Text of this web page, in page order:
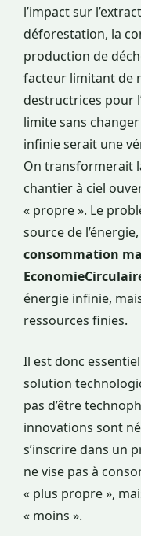
l’impact sur
déforestation, la
production de
facteur limitant de
destructrices pour
limite sans
infinie serait une
On transformerait
chantier à ciel
« propre ». Le
source de
consommation
énergie infinie,
ressources finies.
Il est donc
solution
pas d’être
innovations sont
s’inscrire dans un
ne vise pas à
« plus propre »,
« moins ».